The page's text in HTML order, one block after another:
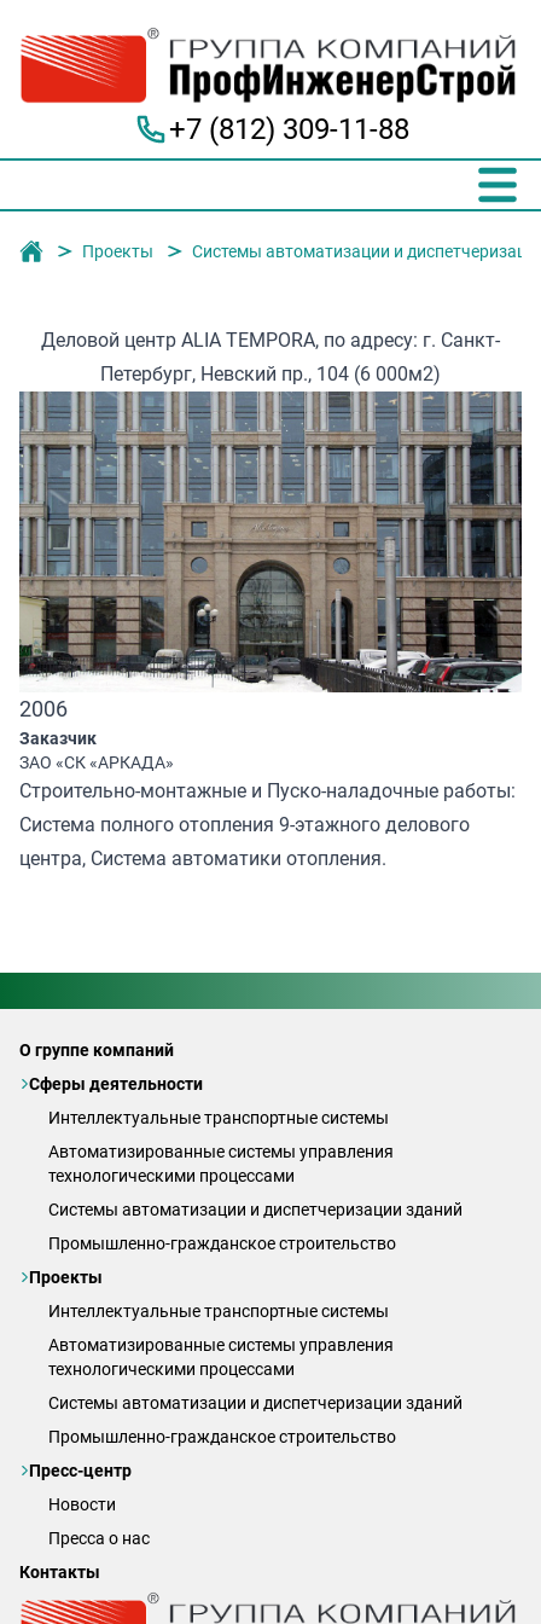
+7 (812) 309-11-88
Группа компаний "ПрофИнженерСтрой"
Проекты Системы автоматизации и
Деловой центр ALIA TEMPORA, по адресу: г. Санкт-
Петербург, Невский пр., 104 (6 000м2)
2006
Заказчик
ЗАО «СК «АРКАДА»
Строительно-монтажные и Пуско-наладочные работы:
Система полного отопления 9-этажного делового
центра, Система автоматики отопления.
О группе компаний
Сферы деятельности
Интеллектуальные транспортные системы
Автоматизированные системы управления
технологическими процессами
Системы автоматизации и диспетчеризации зданий
Промышленно-гражданское строительство
Проекты
Интеллектуальные транспортные системы
Автоматизированные системы управления
технологическими процессами
Системы автоматизации и диспетчеризации зданий
Промышленно-гражданское строительство
Пресс-центр
Новости
Пресса о нас
Контакты